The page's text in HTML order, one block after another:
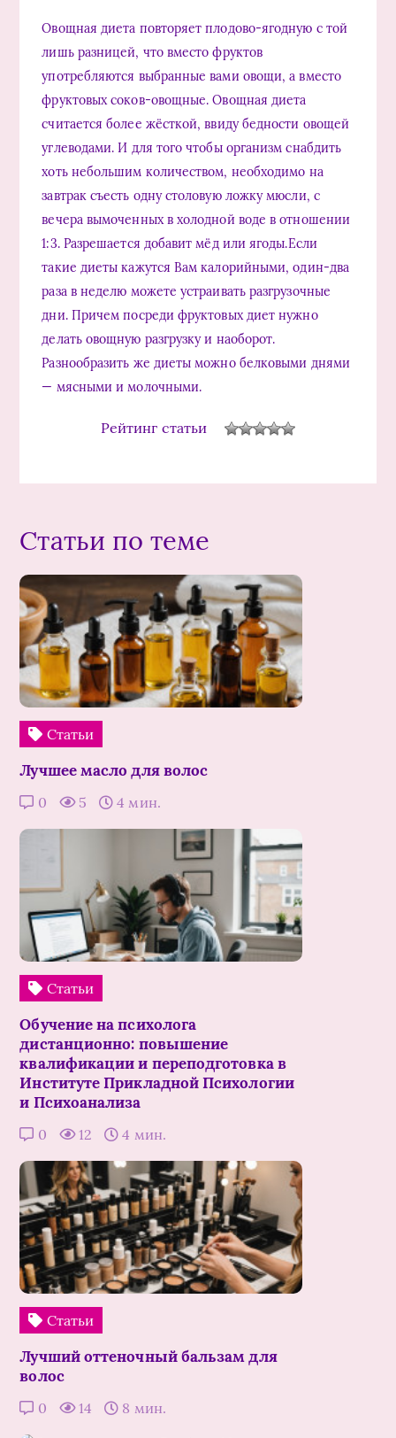
Овощная диета повторяет плодово-ягодную с той
лишь разницей, что вместо фруктов
употребляются выбранные вами овощи, а вместо
фруктовых соков-овощные. Овощная диета
считается более жёсткой, ввиду бедности овощей
углеводами. И для того чтобы организм снабдить
хоть небольшим количеством, необходимо на
завтрак съесть одну столовую ложку мюсли, с
вечера вымоченных в холодной воде в отношении
1:3. Разрешается добавит мёд или ягоды.Если
такие диеты кажутся Вам калорийными, один-два
раза в неделю можете устраивать разгрузочные
дни. Причем посреди фруктовых диет нужно
делать овощную разгрузку и наоборот.
Разнообразить же диеты можно белковыми днями
— мясными и молочными.
Рейтинг статьи
Статьи по теме
Статьи
Лучшее масло для волос
0 5 4 мин.
Статьи
Обучение на психолога
дистанционно: повышение
квалификации и переподготовка в
Институте Прикладной Психологии
и Психоанализа
0 12 4 мин.
Статьи
Лучший оттеночный бальзам для
волос
0 14 8 мин.